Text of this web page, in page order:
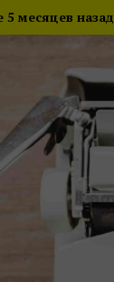
5 месяцев назад